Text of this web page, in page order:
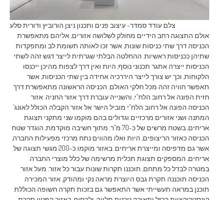
צלם עודד סמדר- עיצוב פנים ותכנון ניצן הורוביץ ודורית סלע
אולם התצוגה רחב הידיים מחולק לשלושה אזורים, אליהם מתאפשרת
הכניסה דרך שתי כניסות שונות, אשר זכו לאותה תשומת לב ומתפקדות
שתיהן ככניסות ראשיות. ההחלטה הבלתי שגרתית לייצר דגש זהה לשתי
הכניסות ייצרה אתגר תכנוני נוסף, היות ואין דרך לצפות מהיכן ייכנסו
הלקוחות, וכך יש צורך לייצר היררכיה אחידה בין שתי הכניסות, אשר
תאפשר חוויה זהה מכל חלקי האולם. הכניסה הראשונה מתאפשרת דרך
חזית הפונה אל רחוב הלח”י, והשנייה עוברת דרך אזור החניה. אזור
הכניסה הפונה אל רחוב הלח”י מוביל הישר אל אזור הקבלה הכולל לאונג’
המתנה ושני אזורים מרכזיים וגדולים בהם מוקמו שני מתקני תצוגת
אריחים, בשטח מרשים של כ-70 מ”ר. מתוך חשיבה מוקדמת, הוגדר שטח
הכניסה כאזור הריצופים, היות ואלו מהווים נתח מרכזי מפעילות החברה,
אשר גם מדפיסה ומייצרת אריחים. באזור מוקמו כ-200 מגשי תצוגה של
אריחים, המספקים תצוגת תכלית מרשימה של כלל מוצרי החברה.
במטרה לבדל כל מתחם, תוכננו תקרות שונות עבור כל אזור. מעל אזור
הכניסה תוכננה תקרת גבס היוצרת מראה נקי ומהודק, אזור המכירה
תוכנן במראה תעשייתי אשר התאפשר גם בזכות תקרה חשופה הכוללת